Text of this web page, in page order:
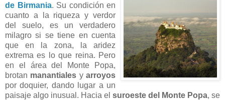
de Birmania. Su condición en
cuanto a la riqueza y verdor
del suelo, es un verdadero
milagro si se tiene en cuenta
que en la zona, la aridez
extrema es lo que reina. Pero
en el área del Monte Popa,
brotan manantiales yarroyos
por doquier, dando lugar a un
paisaje algo inusual. Hacia el suroeste del Monte Popa, se